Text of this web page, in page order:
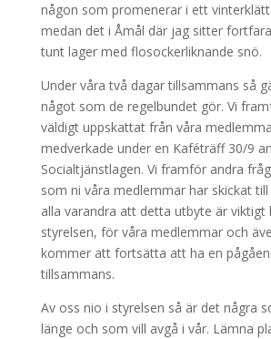
någon som promenerar i ett
medan det i Åmål där jag sitter
tunt lager med flosockerliknande snö.
Under våra två dagar tillsammans så
något som de regelbundet gör. Vi
väldigt uppskattat från våra
medverkade under en Kaféträff 30/9
Socialtjänstlagen. Vi framför andra
som ni våra medlemmar har skickat
alla varandra att detta utbyte är viktigt
styrelsen, för våra medlemmar och
kommer att fortsätta att ha en
tillsammans.
Av oss nio i styrelsen så är det några
länge och som vill avgå i vår. Lämna